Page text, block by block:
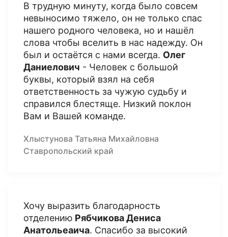
В трудную минуту, когда было совсем
невыносимо тяжело, он не только спас
нашего родного человека, но и нашёл
слова чтобы вселить в нас надежду. Он
был и остаётся с нами всегда. Олег
Даниелович - Человек с большой
буквы, который взял на себя
ответственность за чужую судьбу и
справился блестяще. Низкий поклон
Вам и Вашей команде.
Хлыстунова Татьяна Михайловна
Ставропольский край
Хочу выразить благодарность
отделению Рябчикова Дениса
Анатольеаича. Спасибо за высокий